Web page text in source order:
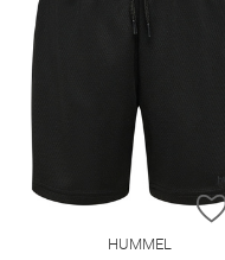
HUMMEL